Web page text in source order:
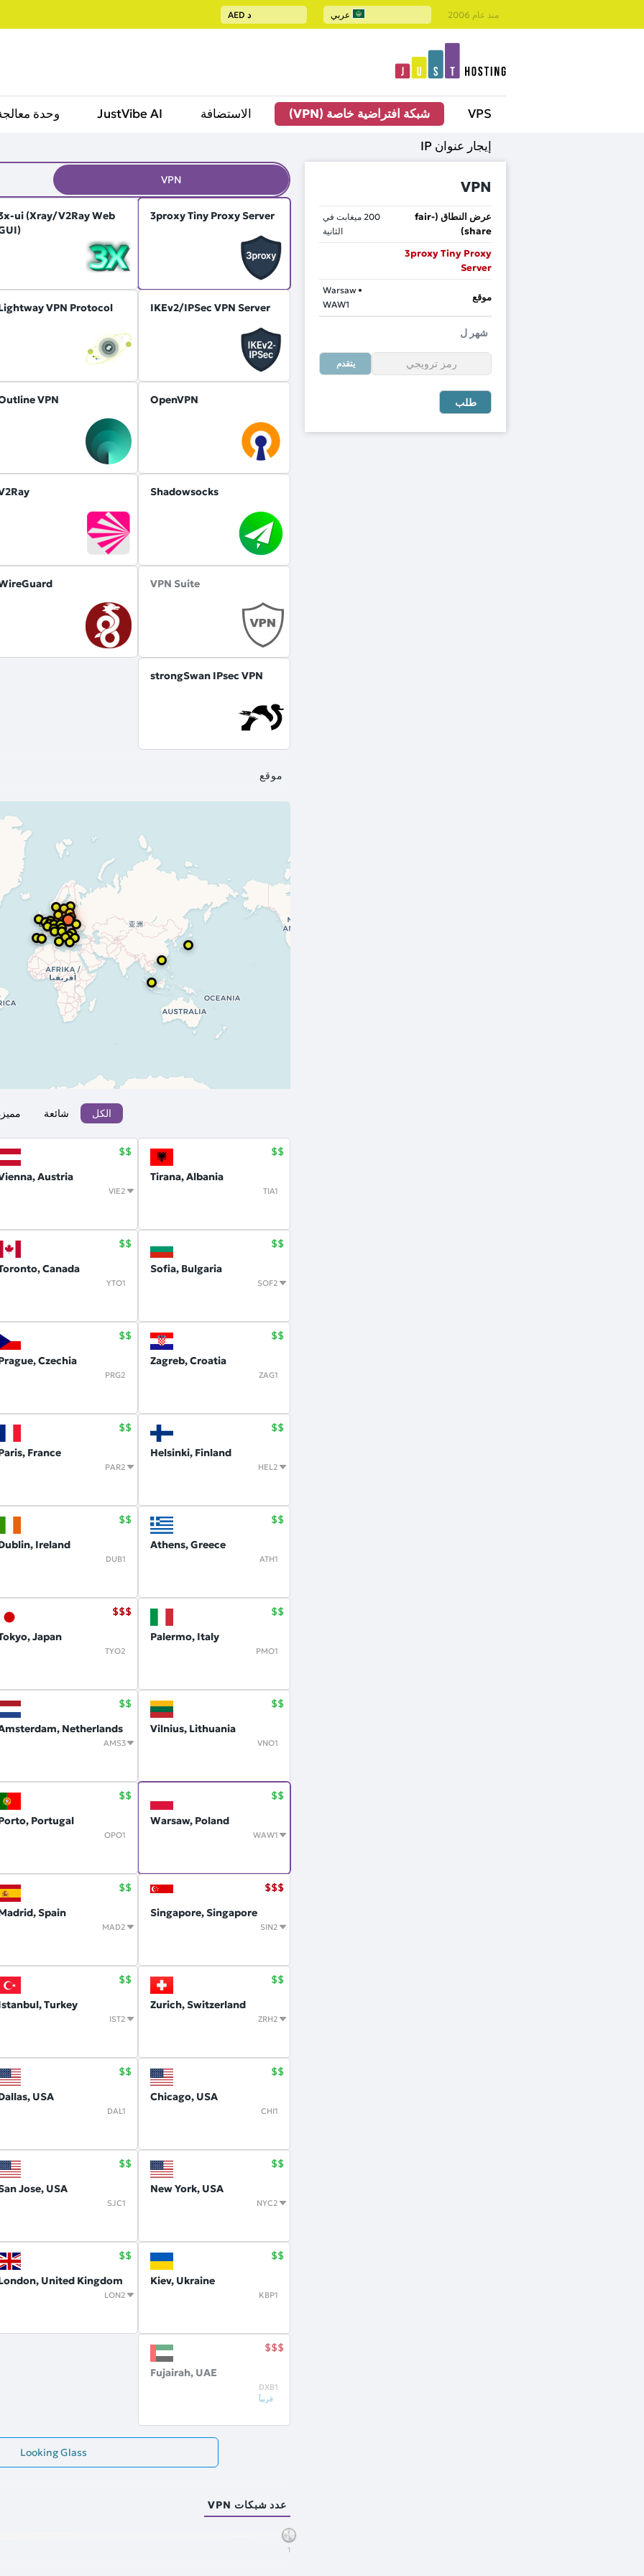
منذ عام 2006 عربي د AED
VPS شبكة افتراضية خاصة (VPN) الاستضافة JustVibe AI وحدة
إيجار عنوان IP
VPN
3proxy Tiny Proxy Server
ui (Xray/V2Ray Web
IKEv2/IPSec VPN Server
VPN Protocol
OpenVPN
VPN
Shadowsocks
VPN Suite
strongSwan IPsec VPN
موقع
الكل شائعة
Tirana, Albania
TIA1
Austria
VIE2
Sofia, Bulgaria
SOF2
Canada
YTO1
Zagreb, Croatia
ZAG1
Czechia
PRG2
Helsinki, Finland
HEL2
France
PAR2
Athens, Greece
ATH1
Ireland
DUB1
Palermo, Italy
PMO1
Japan
TYO2
Vilnius, Lithuania
VNO1
Netherlands
AMS3
Warsaw, Poland
WAW1
Portugal
OPO1
Singapore, Singapore
SIN2
Spain
MAD2
Zurich, Switzerland
ZRH2
Turkey
IST2
Chicago, USA
CHI1
USA
DAL1
New York, USA
NYC2
Jose, USA
SJC1
Kiev, Ukraine
KBP1
United Kingdom
LON2
Fujairah, UAE
DXB1
قريباً
Looking Glass
عدد شبكات VPN
1
VPN
عرض النطاق (fair-
share)
200 ميغابت في
الثانية
3proxy Tiny Proxy
Server
موقع
Warsaw •
WAW1
شهر ل
يتقدم
طلب